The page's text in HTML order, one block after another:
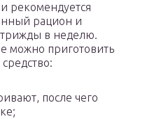
рекомендуется
рацион и
трижды в неделю.
можно приготовить
после чего